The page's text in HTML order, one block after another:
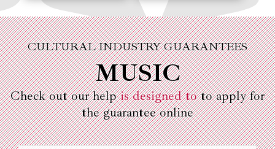
CULTURAL INDUSTRY GUARANTEES
MUSIC
Check out our helpis designed toto apply for
the guarantee online